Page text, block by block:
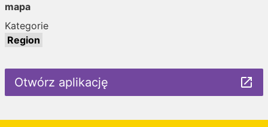
mapa
Kategorie
Region
Otwórz aplikację launch